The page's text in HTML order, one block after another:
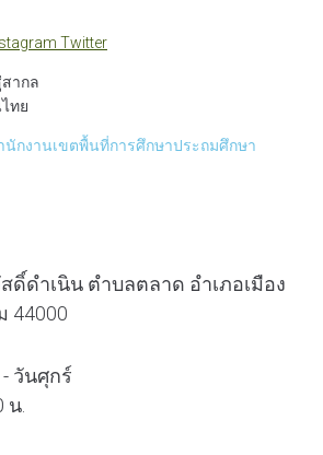
Twitter
ากล
ทย
นักงานเขตพื้นที่การศึกษาประถมศึกษา
ดิ์ดำเนิน ตำบลตลาด อำเภอเมือง
44000
วันศุกร์
น.